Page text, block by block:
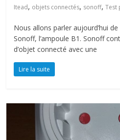
Itead, objets connectés, sonoff,Test
Nous allons parler aujourd’hui
Sonoff, l’ampoule B1. Sonoff
d’objet connecté avec une
Lire la suite